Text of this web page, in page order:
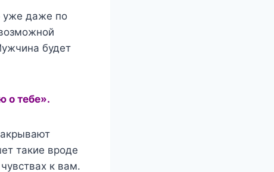
уже даже по
будет
о тебе».
такие вроде
к вам.